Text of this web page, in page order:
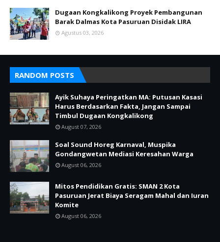
Dugaan Kongkalikong Proyek Pembangunan
Barak Dalmas Kota Pasuruan Disidak LIRA
Agustus 03, 2026
RANDOM POSTS
Ayik Suhaya Peringatkan MA: Putusan Kasasi
Harus Berdasarkan Fakta, Jangan Sampai
Timbul Dugaan Kongkalikong
August 07, 2026
Soal Sound Horeg Karnaval, Muspika
Gondangwetan Mediasi Keresahan Warga
August 06, 2026
Mitos Pendidikan Gratis: SMAN 2 Kota
Pasuruan Jerat Biaya Seragam Mahal dan Iuran
Komite
August 06, 2026